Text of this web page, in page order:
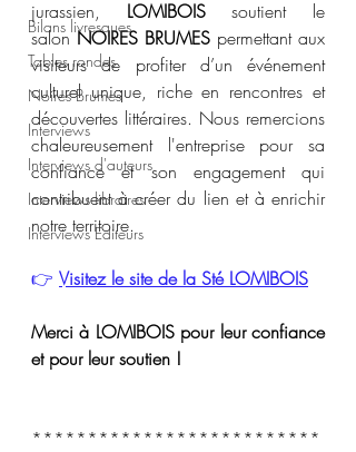
Bilans livresques
Tables rondes
Noires Brumes
Interviews
Interviews d'auteurs
Interviews libraires
Interviews Editeurs
jurassien, LOMIBOIS soutient le
salon NOIRES BRUMES permettant aux
visiteurs de profiter d’un événement
culturel unique, riche en rencontres et
découvertes littéraires. Nous remercions
chaleureusement l'entreprise pour sa
confiance et son engagement qui
contribuent à créer du lien et à enrichir
notre territoire.
👉 Visitez le site de la Sté LOMIBOIS
Merci à LOMIBOIS pour leur confiance
et pour leur soutien !
**************************